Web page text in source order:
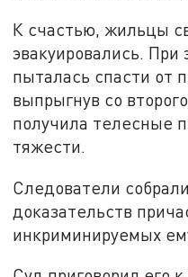
К счастью, жильцы
эвакуировались.
пыталась спасти от
выпрыгнув со
получила телесные
тяжести.
Следователи
доказательств
инкриминируемых